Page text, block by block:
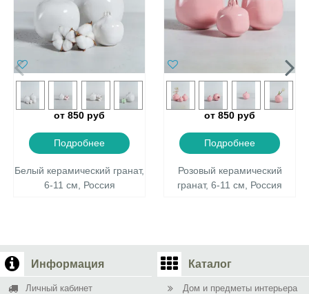
от 850 руб
Подробнее
Белый керамический гранат,
6-11 см, Россия
от 850 руб
Подробнее
Розовый керамический
гранат, 6-11 см, Россия
Информация
Личный кабинет
Каталог
Дом и предметы интерьера